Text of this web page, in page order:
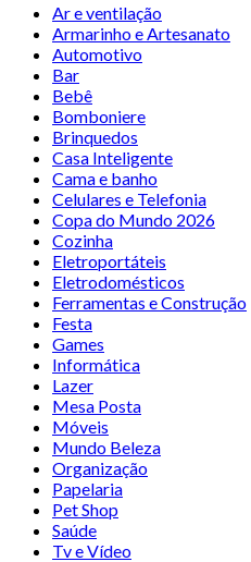
Ar e ventilação
Armarinho e Artesanato
Automotivo
Bar
Bebê
Bomboniere
Brinquedos
Casa Inteligente
Cama e banho
Celulares e Telefonia
Copa do Mundo 2026
Cozinha
Eletroportáteis
Eletrodomésticos
Ferramentas e Construção
Festa
Games
Informática
Lazer
Mesa Posta
Móveis
Mundo Beleza
Organização
Papelaria
Pet Shop
Saúde
Tv e Vídeo